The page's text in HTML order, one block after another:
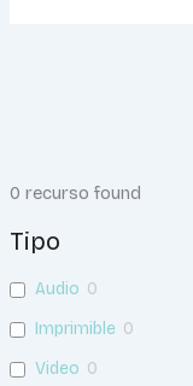
0 recurso found
Tipo
Audio 0
Imprimible 0
Video 0